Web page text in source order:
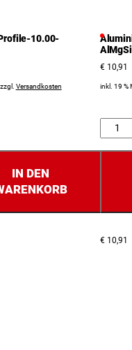
10.00-
zzgl. Versandkosten
IN DEN
€10,91
inkl. 19 %
Anzahl
€10,91